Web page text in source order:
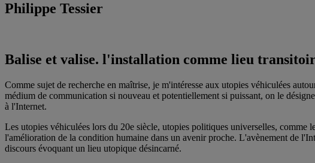
Philippe Tessier
Balise et valise. l'installation comme lieu
Comme sujet de recherche en maîtrise, je m'intéresse aux utopies véhiculées
médium de communication si nouveau et potentiellement si puissant, on le
à l'Internet.
Les utopies véhiculées lors du 20e siècle, utopies politiques universelles,
l'amélioration de la condition humaine dans un avenir proche. L'avènement de
discours évoquant un lieu utopique désincarné.